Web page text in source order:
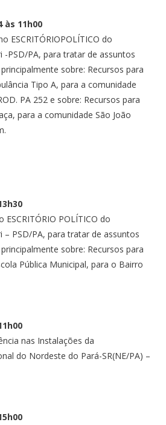
às 11h00
ESCRITÓRIOPOLÍTICO do
-PSD/PA, para tratar de assuntos
sobre: Recursos para
Tipo A, para a comunidade
PA 252 e sobre: Recursos para
para a comunidade São João
POLÍTICO do
– PSD/PA, para tratar de assuntos
sobre: Recursos para
Pública Municipal, para o Bairro
nas Instalações da
do Nordeste do Pará-SR(NE/PA) –